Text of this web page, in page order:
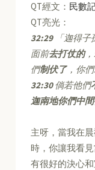
QT經文： 民數
QT亮光：
32:29「迦得子
面前去打仗的
們制伏了，你
32:30倘若他們
迦南地你們中
主呀，當我在
時，你讓我看
有很好的決心